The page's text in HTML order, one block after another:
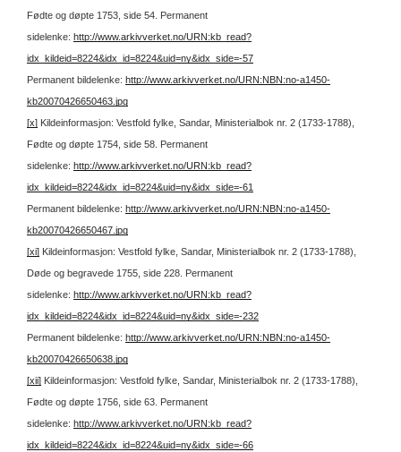
Fødte og døpte 1753, side 54. Permanent
sidelenke: http://www.arkivverket.no/URN:kb_read?
idx_kildeid=8224&idx_id=8224&uid=ny&idx_side=-57
Permanent bildelenke: http://www.arkivverket.no/URN:NBN:no-a1450-
kb20070426650463.jpg
[x] Kildeinformasjon: Vestfold fylke, Sandar, Ministerialbok nr. 2 (1733-1788),
Fødte og døpte 1754, side 58. Permanent
sidelenke: http://www.arkivverket.no/URN:kb_read?
idx_kildeid=8224&idx_id=8224&uid=ny&idx_side=-61
Permanent bildelenke: http://www.arkivverket.no/URN:NBN:no-a1450-
kb20070426650467.jpg
[xi] Kildeinformasjon: Vestfold fylke, Sandar, Ministerialbok nr. 2 (1733-1788),
Døde og begravede 1755, side 228. Permanent
sidelenke: http://www.arkivverket.no/URN:kb_read?
idx_kildeid=8224&idx_id=8224&uid=ny&idx_side=-232
Permanent bildelenke: http://www.arkivverket.no/URN:NBN:no-a1450-
kb20070426650638.jpg
[xii] Kildeinformasjon: Vestfold fylke, Sandar, Ministerialbok nr. 2 (1733-1788),
Fødte og døpte 1756, side 63. Permanent
sidelenke: http://www.arkivverket.no/URN:kb_read?
idx_kildeid=8224&idx_id=8224&uid=ny&idx_side=-66